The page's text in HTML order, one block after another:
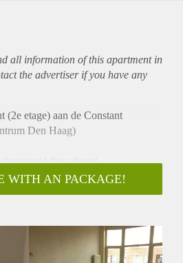
all information of this apartmentin
the advertiser if you have any
(2e etage) aan de Constant
Den Haag)
bottom of this advert!
net koppel of nette young
- Minimale
WITH AN PACKAGE!